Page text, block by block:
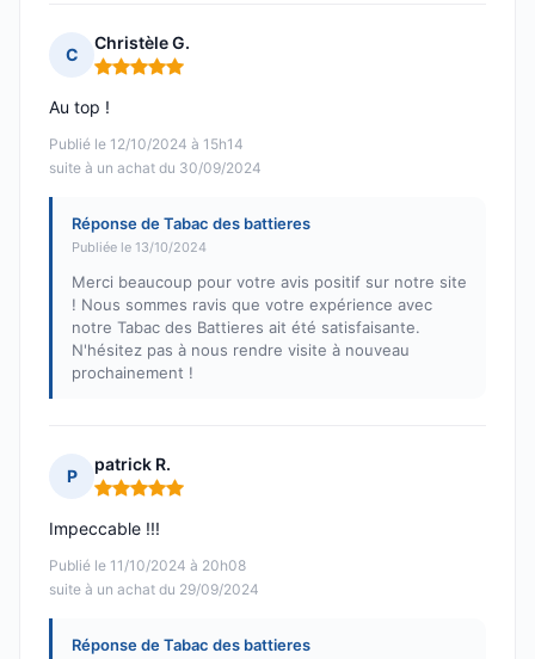
C
Christèle G.
Note : 5 sur 5
Publié le 12/10/2024 à 15h14
suite à un achat du 30/09/2024
Au top !
Réponse de Tabac des battieres
Publiée le 13/10/2024
Merci beaucoup pour votre avis positif sur notre site
! Nous sommes ravis que votre expérience avec
notre Tabac des Battieres ait été satisfaisante.
N'hésitez pas à nous rendre visite à nouveau
prochainement !
P
patrick R.
Note : 5 sur 5
Publié le 11/10/2024 à 20h08
suite à un achat du 29/09/2024
Impeccable !!!
Réponse de Tabac des battieres